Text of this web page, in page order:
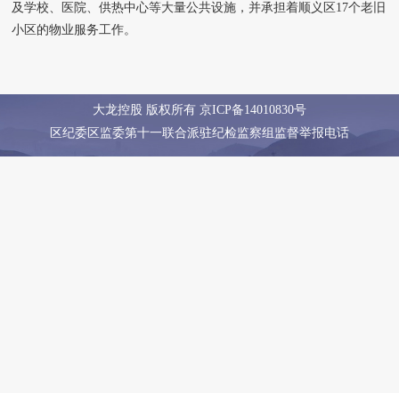
及学校、医院、供热中心等大量公共设施，并承担着顺义区17个老旧
小区的物业服务工作。
大龙控股 版权所有 京ICP备14010830号
区纪委区监委第十一联合派驻纪检监察组监督举报电话